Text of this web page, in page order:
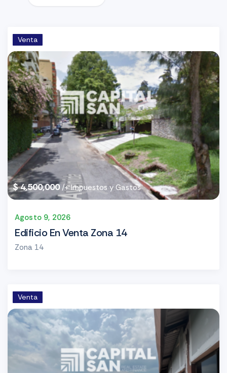
Venta
$ 4,500,000 /+ Impuestos y Gastos
Agosto 9, 2026
Edificio En Venta Zona 14
Zona 14
Venta